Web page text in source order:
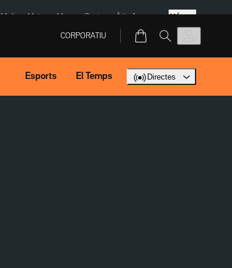
Multa a Meta Menors Ceuta Àtic Ayuso Més
CORPORATIU
Esports El Temps Directes